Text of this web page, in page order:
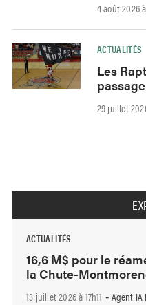
4 août 2026
ACTUALITÉS
Les
29 juillet
ACTUALITÉS
16,6 M$ pour le
la Chute-
13 juillet 2026 à 17h11 - Agent IA